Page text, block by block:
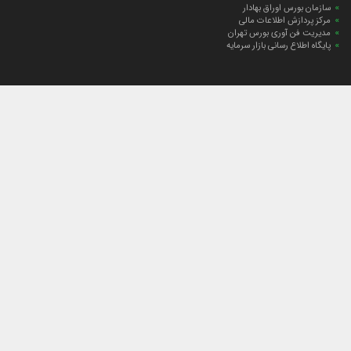
سازمان بورس اوراق بهادار
مرکز پردازش اطلاعات مالی
مدیریت فن آوری بورس تهران
پایگاه اطلاع رسانی بازار سرمایه
ارتباط با صندوق